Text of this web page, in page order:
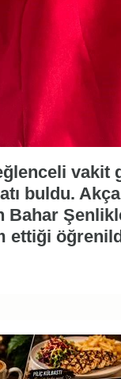
vakit
buldu.
Bahar
ettiği